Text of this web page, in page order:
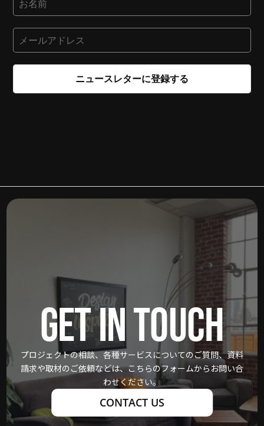
GET IN TOUCH
プロジェクトの相談、各種サービスについてのご質問、資料
請求や取材のご依頼などは、こちらのフォームからお問い合
わせください。
CONTACT US